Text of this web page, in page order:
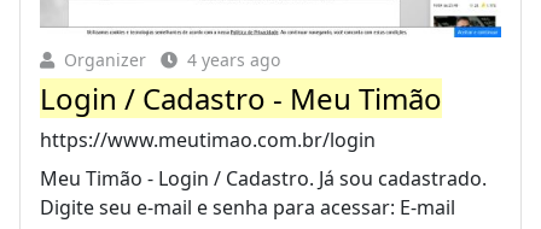
Organizer 4 years ago
Login / Cadastro - Meu Timão
https://www.meutimao.com.br/login
Meu Timão - Login / Cadastro. Já sou cadastrado.
Digite seu e-mail e senha para acessar: E-mail